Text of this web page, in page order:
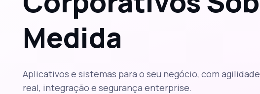
Medida
Aplicativos e sistemas para o seu negócio, com agilidade
real, integração e segurança enterprise.